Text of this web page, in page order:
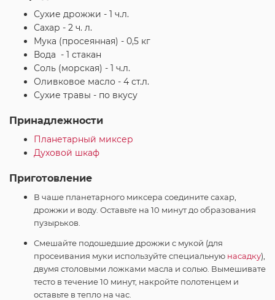
Сухие дрожжи - 1 ч.л.
Сахар - 2 ч. л.
Мука (просеянная) - 0,5 кг
Вода - 1 стакан
Соль (морская) - 1 ч.л.
Оливковое масло - 4 ст.л.
Сухие травы - по вкусу
Принадлежности
Планетарный миксер
Духовой шкаф
Приготовление
В чаше планетарного миксера соедините сахар,
дрожжи и воду. Оставьте на 10 минут до образования
пузырьков.
Смешайте подошедшие дрожжи с мукой (для
просеивания муки используйте специальную насадку),
двумя столовыми ложками масла и солью. Вымешивате
тесто в течение 10 минут, накройте полотенцем и
оставьте в тепло на час.